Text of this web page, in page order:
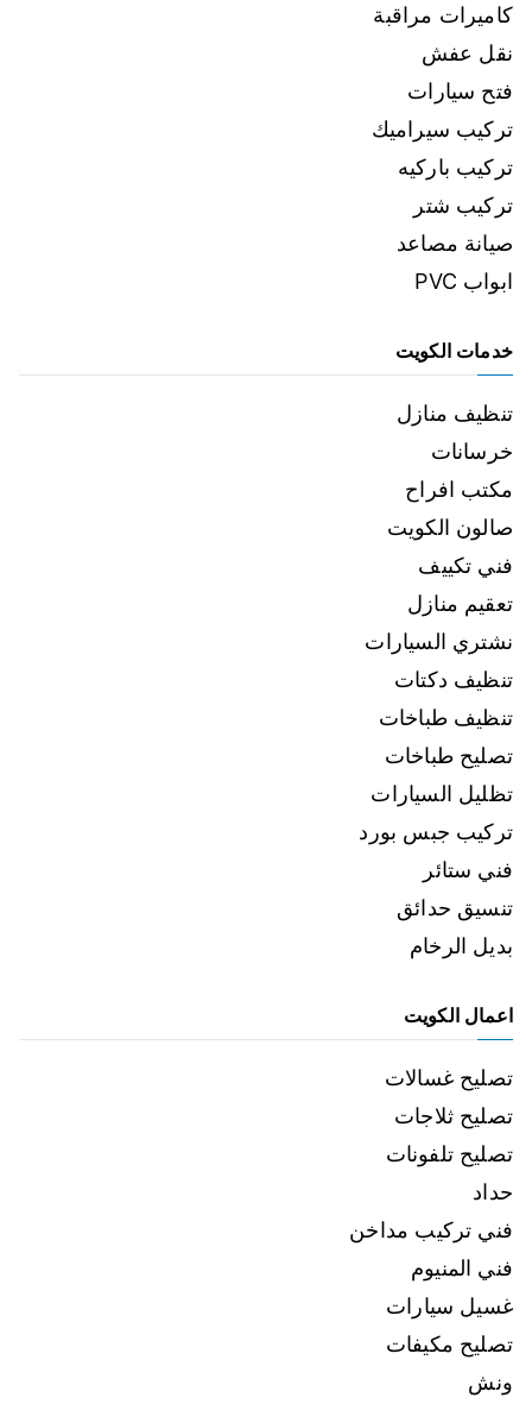
كاميرات مراقبة
نقل عفش
فتح سيارات
تركيب سيراميك
تركيب باركيه
تركيب شتر
صيانة مصاعد
ابواب PVC
خدمات الكويت
تنظيف منازل
خرسانات
مكتب افراح
صالون الكويت
فني تكييف
تعقيم منازل
نشتري السيارات
تنظيف دكتات
تنظيف طباخات
تصليح طباخات
تظليل السيارات
تركيب جبس بورد
فني ستائر
تنسيق حدائق
بديل الرخام
اعمال الكويت
تصليح غسالات
تصليح ثلاجات
تصليح تلفونات
حداد
فني تركيب مداخن
فني المنيوم
غسيل سيارات
تصليح مكيفات
ونش